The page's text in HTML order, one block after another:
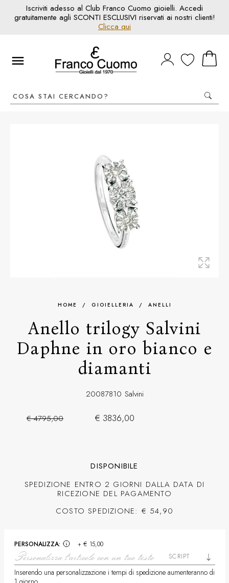
Iscriviti adesso al Club Franco Cuomo gioielli. Accedi
gratuitamente agli SCONTI ESCLUSIVI riservati ai nostri clienti!
Clicca qui
HOME / GIOIELLERIA / ANELLI
Anello trilogy Salvini
Daphne in oro bianco e
diamanti
20087810 Salvini
€ 4795,00 € 3836,00
DISPONIBILE
SPEDIZIONE ENTRO 2 GIORNI DALLA DATA DI
RICEZIONE DEL PAGAMENTO
COSTO SPEDIZIONE: € 54,90
PERSONALIZZA: + € 15,00
SCRIPT
Inserendo una personalizzazione i tempi di spedizione aumenteranno di